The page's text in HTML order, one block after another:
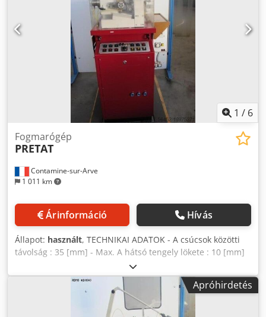
1 / 6
Contamine-sur-Arve
1 011 km
Fogmarógép
PRETAT
Árinformáció Hívás
Állapot: használt, TECHNIKAI ADATOK - A csúcsok közötti
távolság : 35 [mm] - Max. A hátsó tengely lökete : 10 [mm]
Csdpfx Afouhbqijpjha - Max. Faroktámasz mozgása : 10
[mm] - Max. Y tengely maximális lökete : 5 [mm]
Apróhirdetés